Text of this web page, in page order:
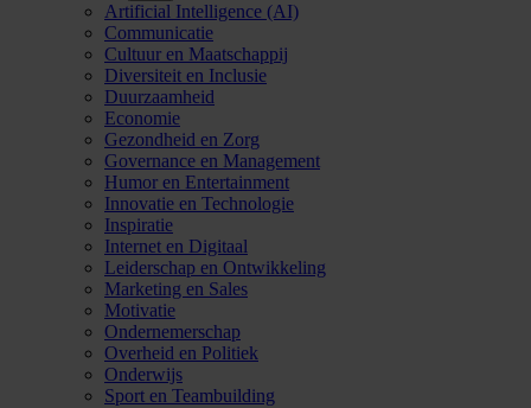
Artificial Intelligence (AI)
Communicatie
Cultuur en Maatschappij
Diversiteit en Inclusie
Duurzaamheid
Economie
Gezondheid en Zorg
Governance en Management
Humor en Entertainment
Innovatie en Technologie
Inspiratie
Internet en Digitaal
Leiderschap en Ontwikkeling
Marketing en Sales
Motivatie
Ondernemerschap
Overheid en Politiek
Onderwijs
Sport en Teambuilding